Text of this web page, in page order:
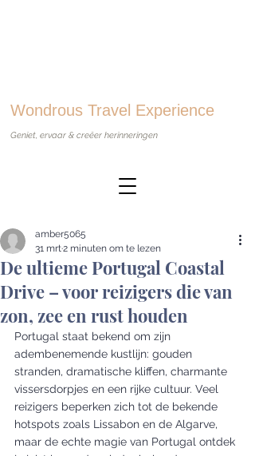
Wondrous Travel Experience
Geniet, ervaar & creëer herinneringen
De ultieme Portugal Coastal
Drive – voor reizigers die van
zon, zee en rust houden
amber5065
31 mrt2 minuten om te lezen
Portugal staat bekend om zijn
adembenemende kustlijn: gouden
stranden, dramatische kliffen, charmante
vissersdorpjes en een rijke cultuur. Veel
reizigers beperken zich tot de bekende
hotspots zoals Lissabon en de Algarve,
maar de echte magie van Portugal ontdek